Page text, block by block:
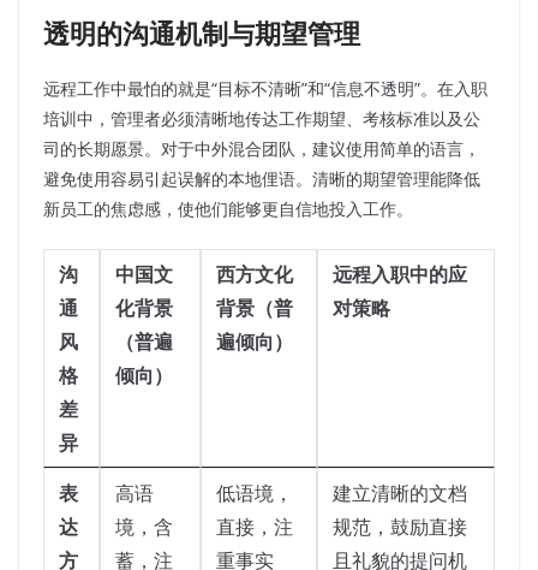
透明的沟通机制与期望管理
远程工作中最怕的就是“目标不清晰”和“信息不透明”。在入职
培训中，管理者必须清晰地传达工作期望、考核标准以及公
司的长期愿景。对于中外混合团队，建议使用简单的语言，
避免使用容易引起误解的本地俚语。清晰的期望管理能降低
新员工的焦虑感，使他们能够更自信地投入工作。
沟
通
风
格
差
异
中国文
化背景
（普遍
倾向）
西方文化
背景（普
遍倾向）
远程入职中的应
对策略
表
达
方
高语
境，含
蓄，注
低语境，
直接，注
重事实
建立清晰的文档
规范，鼓励直接
且礼貌的提问机